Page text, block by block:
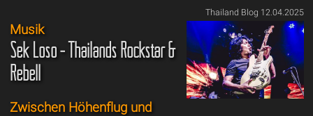
Thailand Blog 12.04.2025
Musik
Sek Loso - Thailands Rockstar &
Rebell
Zwischen Höhenflug und